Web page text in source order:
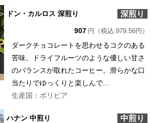
ドン・カルロス 深煎り 深煎り
907 円（税込:979.56円）
ダークチョコレートを思わせるコクのある
苦味、ドライフルーツのような優しい甘さ
のバランスが取れたコーヒー。滑らかな口
当たりでゆっくりと楽しんで...
生産国：ボリビア
ハナン 中煎り 中煎り